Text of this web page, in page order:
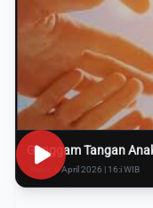
Genggam Tangan
Rabu, 8 April 2026 | 16:i WIB